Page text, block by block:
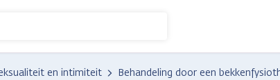
en intimiteit Behandeling door een